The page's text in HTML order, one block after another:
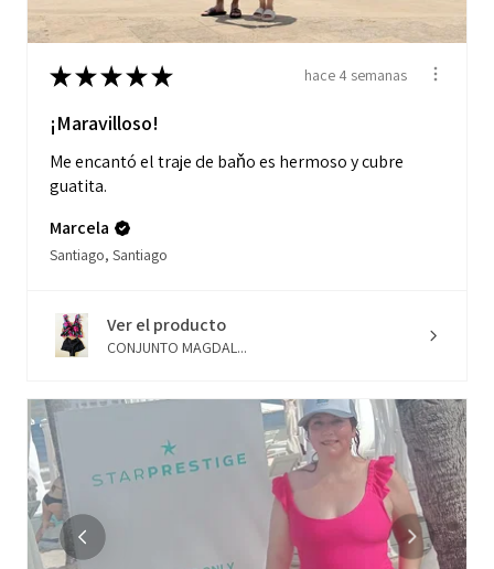
★★★★★ hace 4 semanas
¡Maravilloso!
Me encantó el traje de baňo es hermoso y cubre
guatita.
Marcela
Santiago, Santiago
Ver el producto
CONJUNTO MAGDAL...